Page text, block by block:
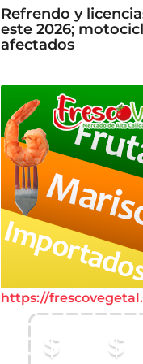
Refrendo y
este 2026;
afectados
https://